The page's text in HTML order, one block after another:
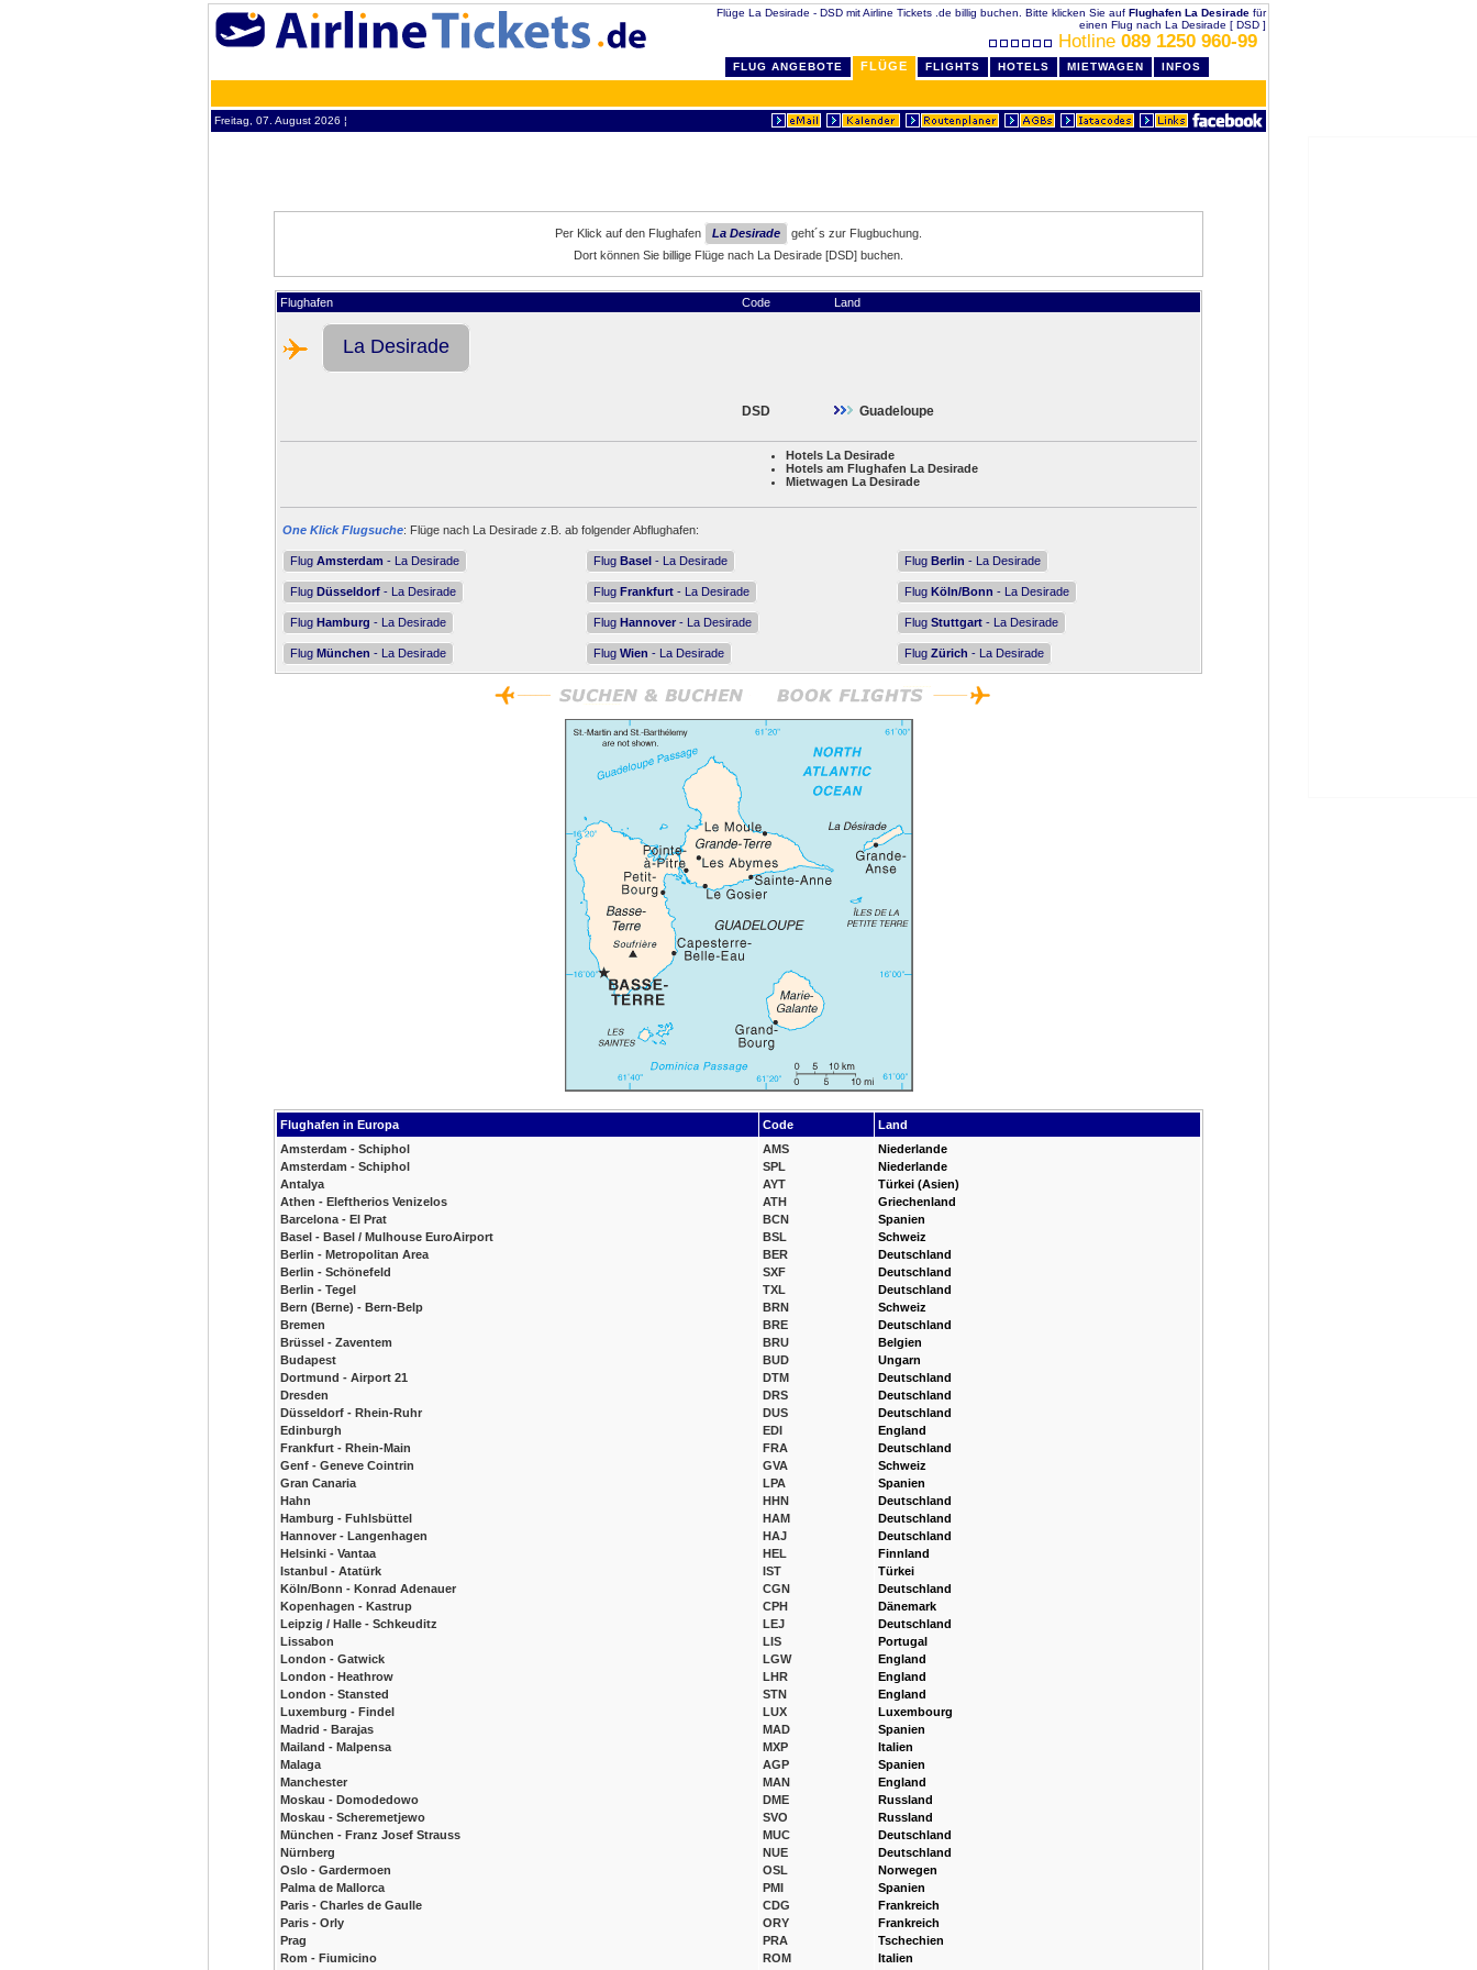
Flüge La Desirade - DSD mit Airline Tickets .de billig buchen. Bitte klicken Sie auf Flughafen La Desirade für
einen Flug nach La Desirade [ DSD ]
Hotline 089 1250 960-99
FLUG ANGEBOTE FLÜGE FLIGHTS HOTELS MIETWAGEN INFOS
Freitag, 07. August 2026 ¦
Per Klick auf den Flughafen La Desirade
geht´s zur Flugbuchung.
Dort können Sie billige Flüge nach La Desirade [DSD] buchen.
Flughafen Code Land
La Desirade
DSD Guadeloupe
Hotels La Desirade
Hotels am Flughafen La Desirade
Mietwagen La Desirade
One Klick Flugsuche: Flüge nach La Desirade z.B. ab folgender Abflughafen:
Flug Amsterdam - La Desirade Flug Basel - La Desirade Flug Berlin - La Desirade
Flug Düsseldorf - La Desirade Flug Frankfurt - La Desirade Flug Köln/Bonn - La Desirade
Flug Hamburg - La Desirade Flug Hannover - La Desirade Flug Stuttgart - La Desirade
Flug München - La Desirade Flug Wien - La Desirade Flug Zürich - La Desirade
Flughafen in Europa Code
Land
Amsterdam - Schiphol
Amsterdam - Schiphol
Antalya
Athen - Eleftherios Venizelos
Barcelona - El Prat
Basel - Basel / Mulhouse EuroAirport
Berlin - Metropolitan Area
Berlin - Schönefeld
Berlin - Tegel
Bern (Berne) - Bern-Belp
Bremen
Brüssel - Zaventem
Budapest
Dortmund - Airport 21
Dresden
Düsseldorf - Rhein-Ruhr
Edinburgh
Frankfurt - Rhein-Main
Genf - Geneve Cointrin
Gran Canaria
Hahn
Hamburg - Fuhlsbüttel
Hannover - Langenhagen
Helsinki - Vantaa
Istanbul - Atatürk
Köln/Bonn - Konrad Adenauer
Kopenhagen - Kastrup
Leipzig / Halle - Schkeuditz
Lissabon
London - Gatwick
London - Heathrow
London - Stansted
Luxemburg - Findel
Madrid - Barajas
Mailand - Malpensa
Malaga
Manchester
Moskau - Domodedowo
Moskau - Scheremetjewo
München - Franz Josef Strauss
Nürnberg
Oslo - Gardermoen
Palma de Mallorca
Paris - Charles de Gaulle
Paris - Orly
Prag
Rom - Fiumicino
AMS
SPL
AYT
ATH
BCN
BSL
BER
SXF
TXL
BRN
BRE
BRU
BUD
DTM
DRS
DUS
EDI
FRA
GVA
LPA
HHN
HAM
HAJ
HEL
IST
CGN
CPH
LEJ
LIS
LGW
LHR
STN
LUX
MAD
MXP
AGP
MAN
DME
SVO
MUC
NUE
OSL
PMI
CDG
ORY
PRA
ROM
Niederlande
Niederlande
Türkei (Asien)
Griechenland
Spanien
Schweiz
Deutschland
Deutschland
Deutschland
Schweiz
Deutschland
Belgien
Ungarn
Deutschland
Deutschland
Deutschland
England
Deutschland
Schweiz
Spanien
Deutschland
Deutschland
Deutschland
Finnland
Türkei
Deutschland
Dänemark
Deutschland
Portugal
England
England
England
Luxembourg
Spanien
Italien
Spanien
England
Russland
Russland
Deutschland
Deutschland
Norwegen
Spanien
Frankreich
Frankreich
Tschechien
Italien